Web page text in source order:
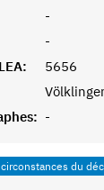
-
-
5656
-
circonstances du